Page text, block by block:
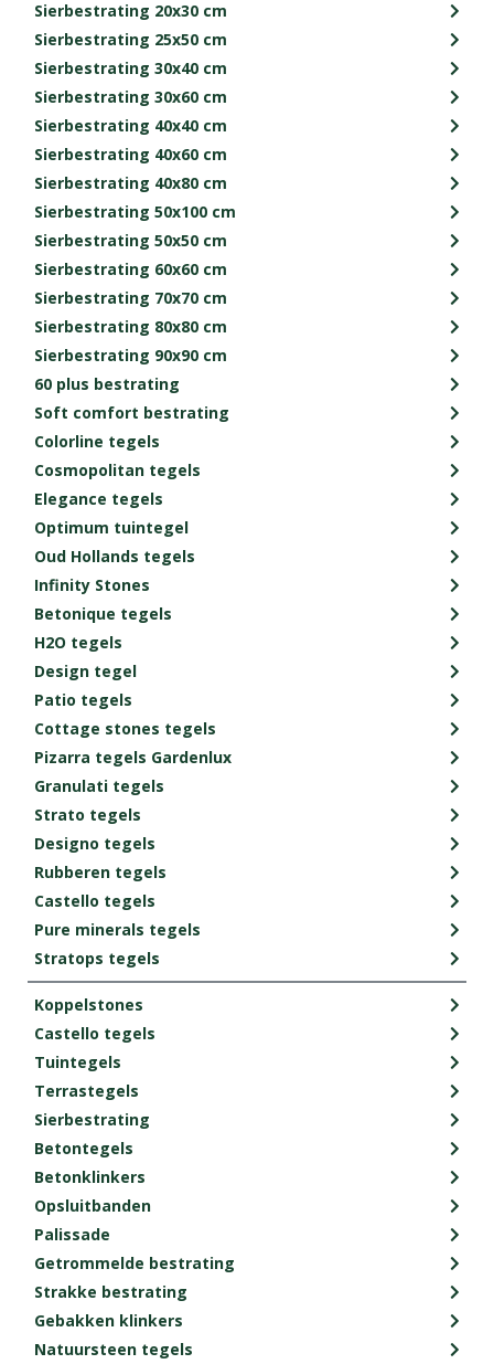
Sierbestrating 20x30 cm
Sierbestrating 25x50 cm
Sierbestrating 30x40 cm
Sierbestrating 30x60 cm
Sierbestrating 40x40 cm
Sierbestrating 40x60 cm
Sierbestrating 40x80 cm
Sierbestrating 50x100 cm
Sierbestrating 50x50 cm
Sierbestrating 60x60 cm
Sierbestrating 70x70 cm
Sierbestrating 80x80 cm
Sierbestrating 90x90 cm
60 plus bestrating
Soft comfort bestrating
Colorline tegels
Cosmopolitan tegels
Elegance tegels
Optimum tuintegel
Oud Hollands tegels
Infinity Stones
Betonique tegels
H2O tegels
Design tegel
Patio tegels
Cottage stones tegels
Pizarra tegels Gardenlux
Granulati tegels
Strato tegels
Designo tegels
Rubberen tegels
Castello tegels
Pure minerals tegels
Stratops tegels
Koppelstones
Castello tegels
Tuintegels
Terrastegels
Sierbestrating
Betontegels
Betonklinkers
Opsluitbanden
Palissade
Getrommelde bestrating
Strakke bestrating
Gebakken klinkers
Natuursteen tegels